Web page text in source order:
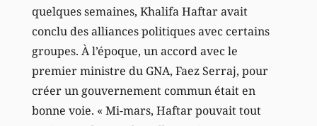
quelques semaines, Khalifa Haftar avait
conclu des alliances politiques avec certains
groupes. À l’époque, un accord avec le
premier ministre du GNA, Faez Serraj, pour
créer un gouvernement commun était en
bonne voie. « Mi-mars, Haftar pouvait tout